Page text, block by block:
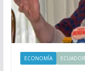
ECONOMÍA ECUADOR